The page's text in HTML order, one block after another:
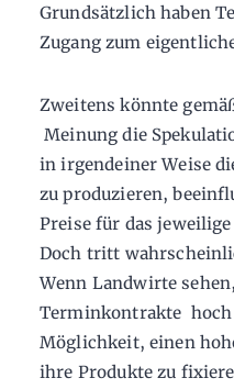
Grundsätzlich haben
Zugang zum
Zweitens könnte
Meinung die
in irgendeiner Weise
zu produzieren,
Preise für das
Doch tritt
Wenn Landwirte
Terminkontrakte
Möglichkeit, einen
ihre Produkte zu